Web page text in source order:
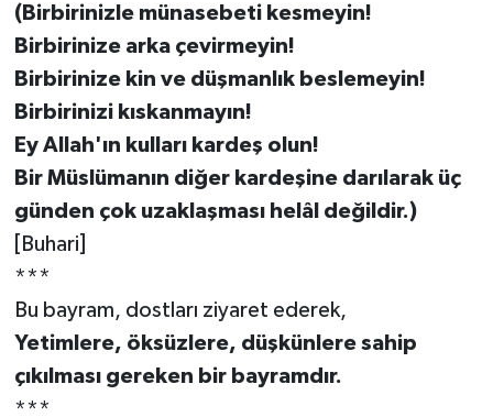
(Birbirinizle münasebeti kesmeyin!
Birbirinize arka çevirmeyin!
Birbirinize kin ve düşmanlık beslemeyin!
Birbirinizi kıskanmayın!
Ey Allah'ın kulları kardeş olun!
Bir Müslümanın diğer kardeşine darılarak üç
günden çok uzaklaşması helâl değildir.)
[Buhari]
***
Bu bayram, dostları ziyaret ederek,
Yetimlere, öksüzlere, düşkünlere sahip
çıkılması gereken bir bayramdır.
***